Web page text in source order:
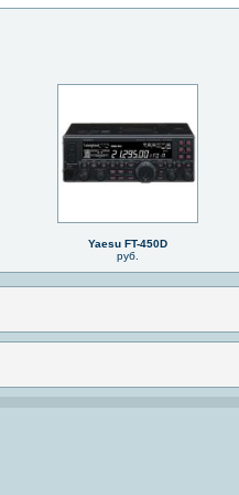
Yaesu FT-450D
руб.